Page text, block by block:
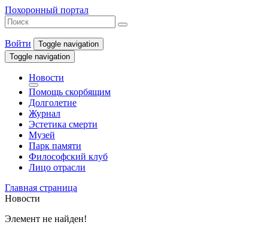
Похоронный портал
Войти
Toggle navigation
Toggle navigation
Новости
Помощь скорбящим
Долголетие
Журнал
Эстетика смерти
Музей
Парк памяти
Философский клуб
Лицо отрасли
Главная страница
Новости
Элемент не найден!